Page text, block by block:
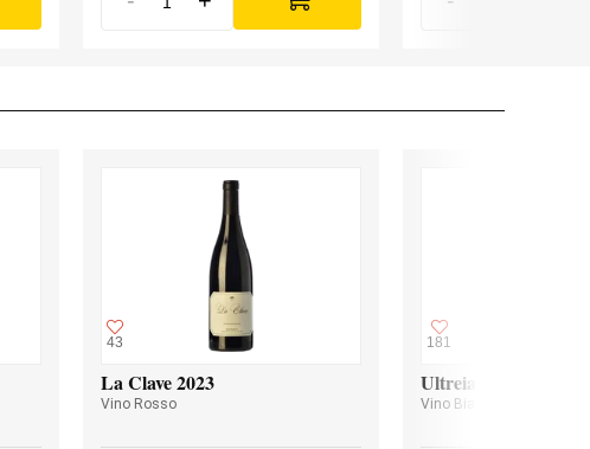
43
La Clave 2023
Vino Rosso
181
Ultreia Godello 2024
Vino Bianco